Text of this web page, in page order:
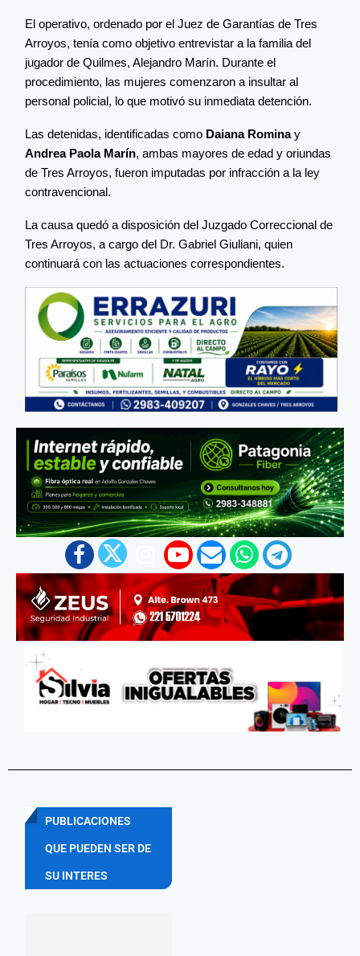
El operativo, ordenado por el Juez de Garantías de Tres
Arroyos, tenía como objetivo entrevistar a la familia del
jugador de Quilmes, Alejandro Marín. Durante el
procedimiento, las mujeres comenzaron a insultar al
personal policial, lo que motivó su inmediata detención.
Las detenidas, identificadas como Daiana Rominay
Andrea Paola Marín, ambas mayores de edad y oriundas
de Tres Arroyos, fueron imputadas por infracción a la ley
contravencional.
La causa quedó a disposición del Juzgado Correccional de
Tres Arroyos, a cargo del Dr. Gabriel Giuliani, quien
continuará con las actuaciones correspondientes.
PUBLICACIONES
QUE PUEDEN SER DE
SU INTERES